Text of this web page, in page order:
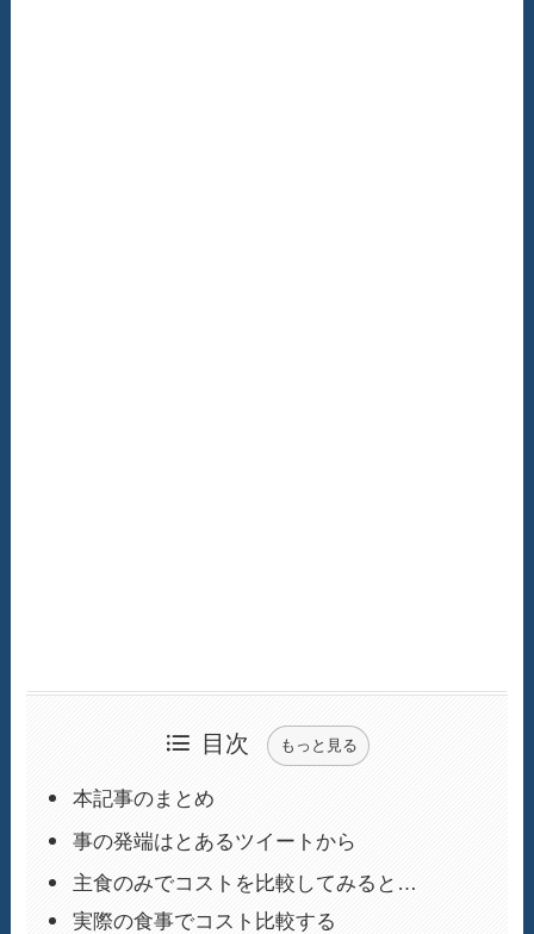
目次 もっと見る
本記事のまとめ
事の発端はとあるツイートから
主食のみでコストを比較してみると…
実際の食事でコスト比較する